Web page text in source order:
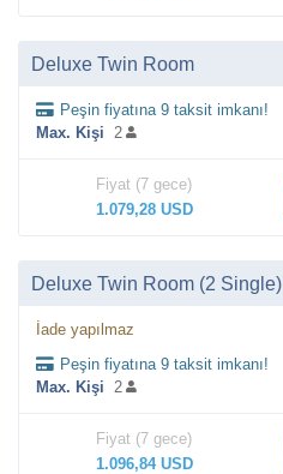
Deluxe Twin Room
Peşin fiyatına 9 taksit imkanı!
Max. Kişi 2
Fiyat (7 gece)
1.079,28 USD
Deluxe Twin Room (2 Single)
İade yapılmaz
Peşin fiyatına 9 taksit imkanı!
Max. Kişi 2
Fiyat (7 gece)
1.096,84 USD